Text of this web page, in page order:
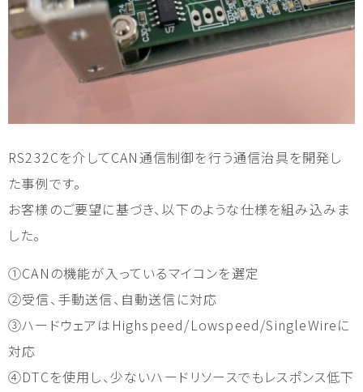
RS232Cを介してCAN通信制御を行う通信治具を開発し
た事例です。
お客様のご要望に基づき、以下のような仕様を組み込みま
した。
①CANの機能が入っているマイコンを選定
②受信、手動送信、自動送信に対応
③ハードウェアはHighspeed/Lowspeed/SingleWireに
対応
④DTCを使用し、少ないハードリソースでもレスポンス低下